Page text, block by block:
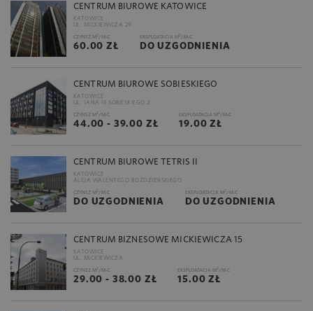
CENTRUM BIUROWE KATOWICE
KATOWICE
UL. MICKIEWICZA 29
CZYNSZ M2 /M-C
60.00 ZŁ
EKSPLOATACJA M2 /M-C
DO UZGODNIENIA
CENTRUM BIUROWE SOBIESKIEGO
KATOWICE
UL. JANA III SOBIESKIEGO 2
CZYNSZ M2 /M-C
44.00 - 39.00 ZŁ
EKSPLOATACJA M2 /M-C
19.00 ZŁ
CENTRUM BIUROWE TETRIS II
KATOWICE
ALEJA WALENTEGO ROŹDZIEŃSKIEGO
CZYNSZ M2 /M-C
DO UZGODNIENIA
EKSPLOATACJA M2 /M-C
DO UZGODNIENIA
CENTRUM BIZNESOWE MICKIEWICZA 15
KATOWICE
UL. MICKIEWICZA
CZYNSZ M2 /M-C
29.00 - 38.00 ZŁ
EKSPLOATACJA M2 /M-C
15.00 ZŁ